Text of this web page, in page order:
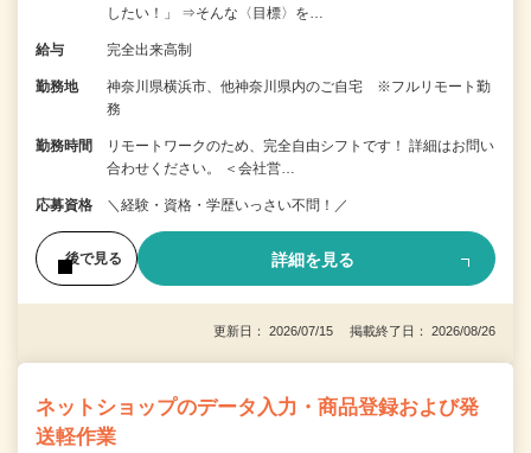
したい！」 ⇒そんな〈目標〉を…
給与 完全出来高制
勤務地
神奈川県横浜市、他神奈川県内のご自宅 ※フルリモート勤
務
勤務時間
リモートワークのため、完全自由シフトです！ 詳細はお問い
合わせください。 ＜会社営…
応募資格 ＼経験・資格・学歴いっさい不問！／
後で見る 詳細を見る
更新日： 2026/07/15 掲載終了日： 2026/08/26
ネットショップのデータ入力・商品登録および発
送軽作業